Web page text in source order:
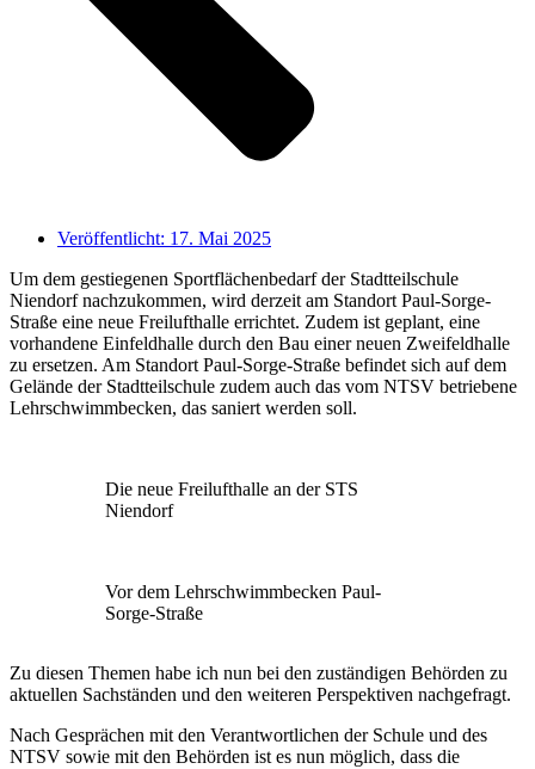
Veröffentlicht: 17. Mai 2025
Um dem gestiegenen Sportflächenbedarf der Stadtteilschule
Niendorf nachzukommen, wird derzeit am Standort Paul-Sorge-
Straße eine neue Freilufthalle errichtet. Zudem ist geplant, eine
vorhandene Einfeldhalle durch den Bau einer neuen Zweifeldhalle
zu ersetzen. Am Standort Paul-Sorge-Straße befindet sich auf dem
Gelände der Stadtteilschule zudem auch das vom NTSV betriebene
Lehrschwimmbecken, das saniert werden soll.
Die neue Freilufthalle an der STS
Niendorf
Vor dem Lehrschwimmbecken Paul-
Sorge-Straße
Zu diesen Themen habe ich nun bei den zuständigen Behörden zu
aktuellen Sachständen und den weiteren Perspektiven nachgefragt.
Nach Gesprächen mit den Verantwortlichen der Schule und des
NTSV sowie mit den Behörden ist es nun möglich, dass die